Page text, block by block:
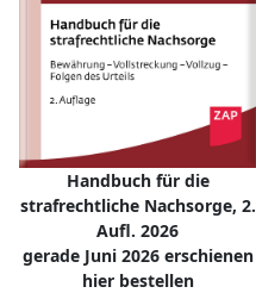
Handbuch für die
strafrechtliche Nachsorge, 2.
Aufl. 2026
gerade Juni 2026 erschienen
hier bestellen